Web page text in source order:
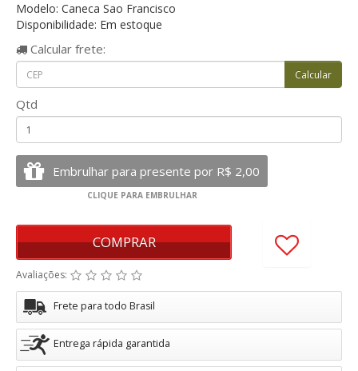
Modelo: Caneca Sao Francisco
Disponibilidade: Em estoque
Calcular frete:
Qtd
COMPRAR
Avaliações:
Frete para todo Brasil
Entrega rápida garantida